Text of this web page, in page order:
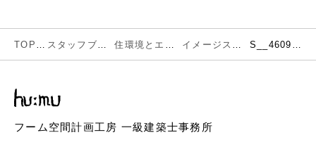
フーム空間計画工房 一級建築士事務所